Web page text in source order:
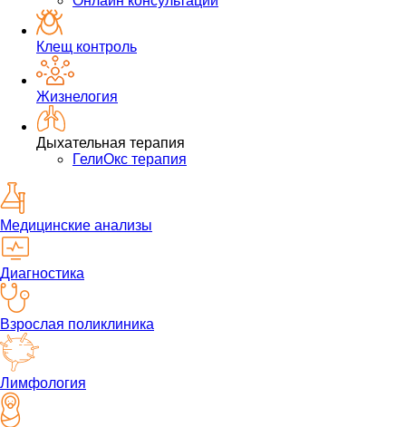
Клещ контроль
Жизнелогия
Дыхательная терапия
ГелиОкс терапия
Медицинские анализы
Диагностика
Взрослая поликлиника
Лимфология